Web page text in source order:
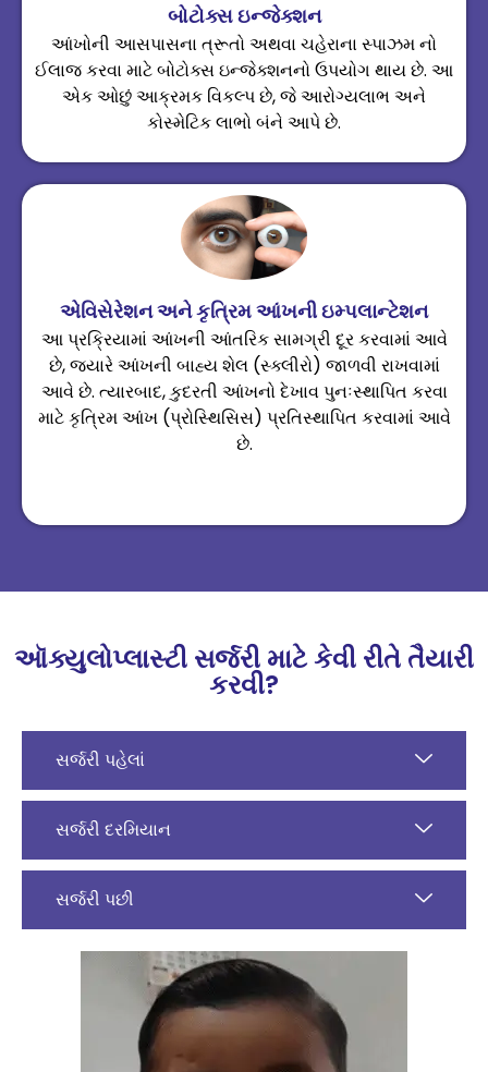
બોટોક્સ ઇન્જેક્શન
આંખોની આસપાસના ત્રૂતો અથવા ચહેરાના સ્પાઝમ નો
ઈલાજ કરવા માટે બોટોક્સ ઇન્જેક્શનનો ઉપયોગ થાય છે. આ
એક ઓછું આક્રમક વિકલ્પ છે, જે આરોગ્યલાભ અને
કોસ્મેટિક લાભો બંને આપે છે.
એવિસેરેશન અને કૃત્રિમ આંખની ઇમ્પલાન્ટેશન
આ પ્રક્રિયામાં આંખની આંતરિક સામગ્રી દૂર કરવામાં આવે
છે, જ્યારે આંખની બાહ્ય શેલ (સ્ક્લીરો) જાળવી રાખવામાં
આવે છે. ત્યારબાદ, કુદરતી આંખનો દેખાવ પુનઃસ્થાપિત કરવા
માટે કૃત્રિમ આંખ (પ્રોસ્થિસિસ) પ્રતિસ્થાપિત કરવામાં આવે
છે.
ઑક્યુલોપ્લાસ્ટી સર્જરી માટે કેવી રીતે તૈયારી
કરવી?
સર્જરી પહેલાં
સર્જરી દરમિયાન
સર્જરી પછી